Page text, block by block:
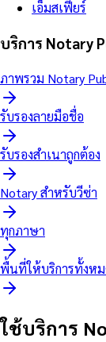
เอ็มสเฟียร์
บริการ Notary
ภาพรวม Notary
รับรองลายมือชื่อ
รับรองสำเนาถูกต้อง
Notary สำหรับวีซ่า
ทุกภาษา
พื้นที่ให้บริการทั้งห
ใช้บริการ